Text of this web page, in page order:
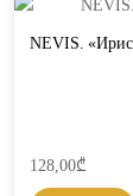
NEVIS.
128,00₾